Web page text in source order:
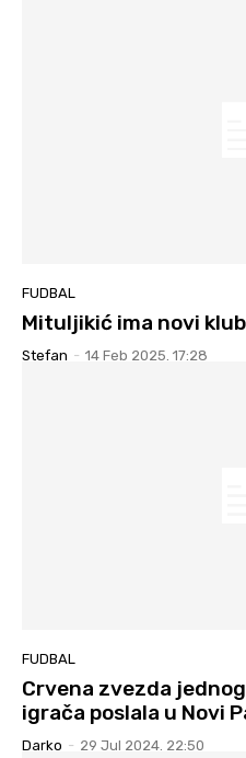
FUDBAL
Mituljikić ima novi klub
Stefan - 14 Feb 2025. 17:28
FUDBAL
Crvena zvezda
igrača poslala u Novi
Darko - 29 Jul 2024. 22:50